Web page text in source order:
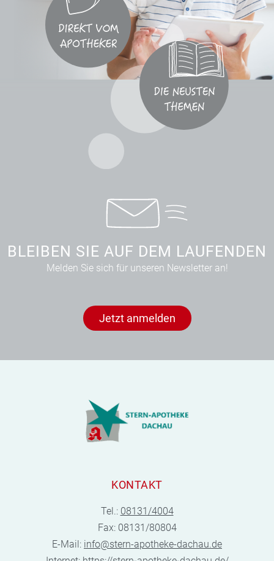
BLEIBEN SIE AUF DEM LAUFENDEN
Melden Sie sich für unseren Newsletter an!
Jetzt anmelden
KONTAKT
Tel.: 08131/4004
Fax: 08131/80804
E-Mail: info@stern-apotheke-dachau.de